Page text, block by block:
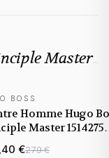
Master
BOSS
Homme Hugo
Master 1514275
bracelet
€279 €